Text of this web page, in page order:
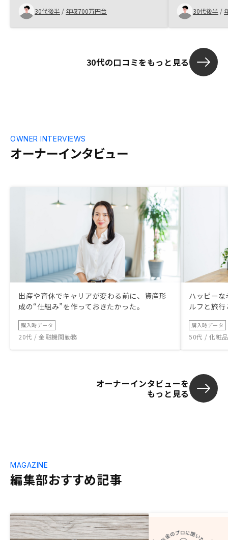
かわりになるということで、今はいい決断
をしたと思っています。ありがとうござい
ました。契約書類への署名が多く、契約時
30代後半 / 年収700万円台 30代後半 /
30代の口コミをもっと見る
オーナーインタビュー
OWNER INTERVIEWS
出産や育休でキャリアが変わる前に、資産形
成の“仕組み”を作っておきたかった。
購入時データ
20代 / 金融機関勤務
ハッピー
ルフと旅
購入時データ
50代 / 化粧
オーナーインタビューを
もっと見る
編集部おすすめ記事
MAGAZINE